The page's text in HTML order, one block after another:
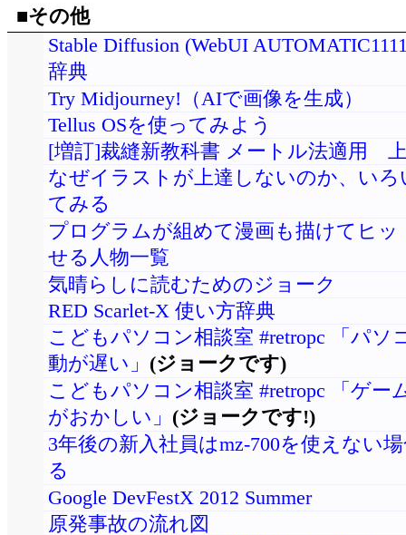
■その他
Stable Diffusion (WebUI
辞典
Try Midjourney!（AIで画像を生成）
Tellus OSを使ってみよう
[増訂]裁縫新教科書 メートル法適用
なぜイラストが上達しないのか、いろ
てみる
プログラムが組めて漫画も描けてヒッ
せる人物一覧
気晴らしに読むためのジョーク
RED Scarlet-X 使い方辞典
こどもパソコン相談室 #retropc 「パソ
動が遅い」 (ジョークです)
こどもパソコン相談室 #retropc 「ゲー
がおかしい」 (ジョークです!)
3年後の新入社員はmz-700を使えない
る
Google DevFestX 2012 Summer
原発事故の流れ図